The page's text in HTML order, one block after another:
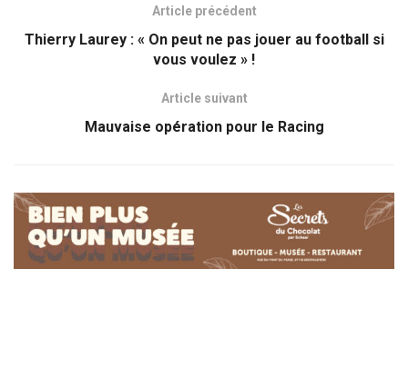
Article précédent
Thierry Laurey : « On peut ne pas jouer au football si
vous voulez » !
Article suivant
Mauvaise opération pour le Racing